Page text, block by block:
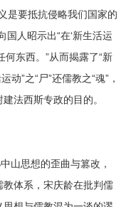
是要抵抗侵略我们国家的
国人昭示出“在‘新生活运
何东西。”从而揭露了“新
”之“尸”还儒教之“魂”，
法西斯专政的目的。
山思想的歪曲与篡改，
体系，宋庆龄在批判儒